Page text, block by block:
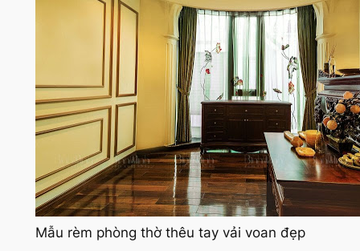
Mẫu rèm phòng thờ thêu tay vải voan đẹp